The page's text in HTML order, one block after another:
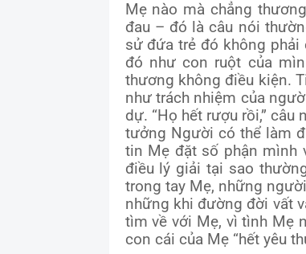
Mẹ nào mà chẳng
đau – đó là câu nói
sử đứa trẻ đó không
đó như con ruột của
thương không điều kiện.
như trách nhiệm của
dự. “Họ hết rượu rồi,”
tưởng Người có thể làm
tin Mẹ đặt số phận mình
điều lý giải tại sao
trong tay Mẹ, những
những khi đường đời vất
tìm về với Mẹ, vì tình Mẹ
con cái của Mẹ “hết yêu